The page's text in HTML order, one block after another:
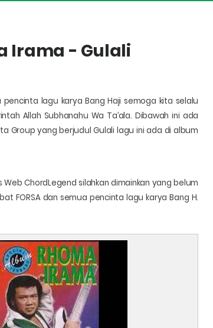
Irama - Gulali
pencinta lagu karya Bang Haji semoga kita selalu
Allah Subhanahu Wa Ta’ala. Dibawah ini ada
Group yang berjudul Gulali lagu ini ada di album
ChordLegend silahkan dimainkan yang belum
FORSA dan semua pencinta lagu karya Bang H.